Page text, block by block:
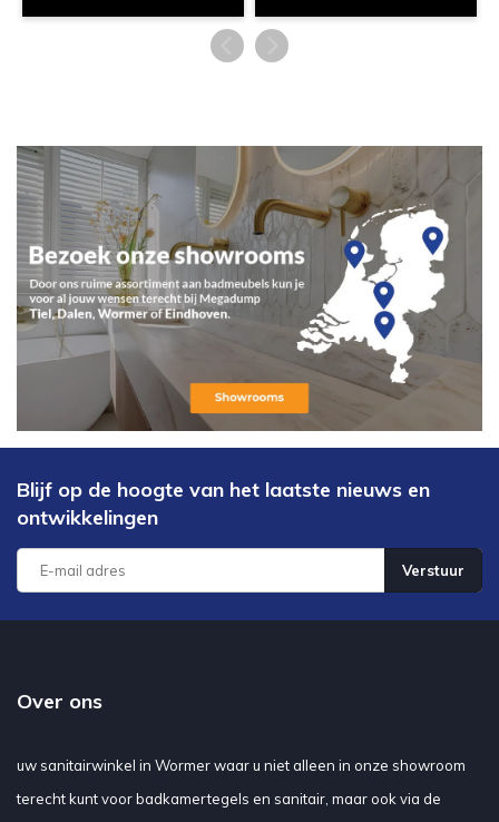
Blijf op de hoogte van het laatste nieuws en
ontwikkelingen
Verstuur
Over ons
uw sanitairwinkel in Wormer waar u niet alleen in onze showroom
terecht kunt voor badkamertegels en sanitair, maar ook via de